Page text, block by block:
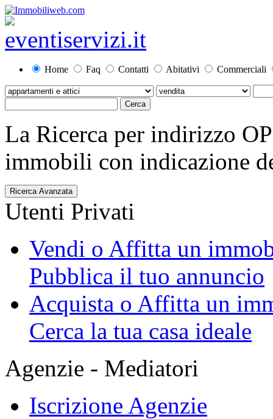
Home Faq Contatti Abitativi Commerciali
La Ricerca per indirizzo
immobili con indicazione
Ricerca Avanzata
Utenti Privati
Vendi o Affitta un
Pubblica il tuo annuncio
Acquista o Affitta un
Cerca la tua casa ideale
Agenzie - Mediatori
Iscrizione Agenzie